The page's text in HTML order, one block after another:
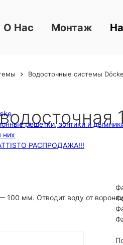
О Нас Монтаж
решетки, зонтики и
них
РАСПРОДАЖА!!!
Водосточные системы
мм. Отводит воду от